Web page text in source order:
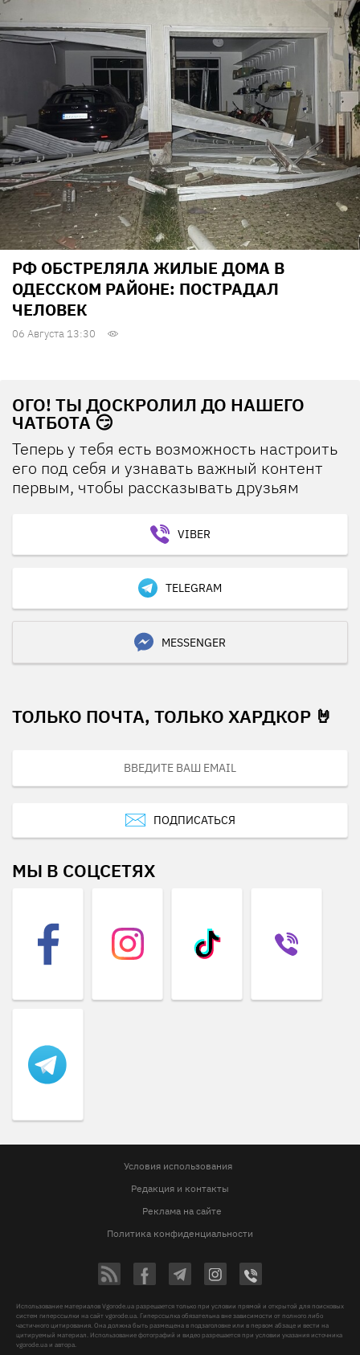
РФ ОБСТРЕЛЯЛА ЖИЛЫЕ ДОМА В
ОДЕССКОМ РАЙОНЕ: ПОСТРАДАЛ
ЧЕЛОВЕК
06 Августа 13:30
ОГО! ТЫ ДОСКРОЛИЛ ДО НАШЕГО
ЧАТБОТА 😏
Теперь у тебя есть возможность настроить
его под себя и узнавать важный контент
первым, чтобы рассказывать друзьям
VIBER
TELEGRAM
MESSENGER
ТОЛЬКО ПОЧТА, ТОЛЬКО ХАРДКОР 🤘
ПОДПИСАТЬСЯ
МЫ В СОЦСЕТЯХ
Условия использования
Редакция и контакты
Реклама на сайте
Политика конфиденциальности
Использование материалов Vgorode.ua разрешается только при условии прямой и открытой для поисковых
систем гиперссылки на сайт vgorode.ua. Гиперссылка обязательна вне зависимости от полного либо
частичного цитирования. Она должна быть размещена в подзаголовке или в первом абзаце и вести на
цитируемый материал. Использование фотографий и видео разрешается при условии указания источника
vgorode.ua и автора.